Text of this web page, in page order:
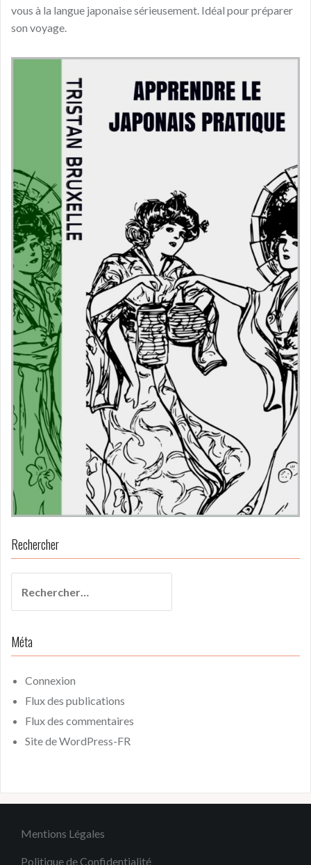
vous à la langue japonaise sérieusement. Idéal pour préparer
son voyage.
Rechercher
Méta
Connexion
Flux des publications
Flux des commentaires
Site de WordPress-FR
Mentions Légales
Politique de Confidentialité